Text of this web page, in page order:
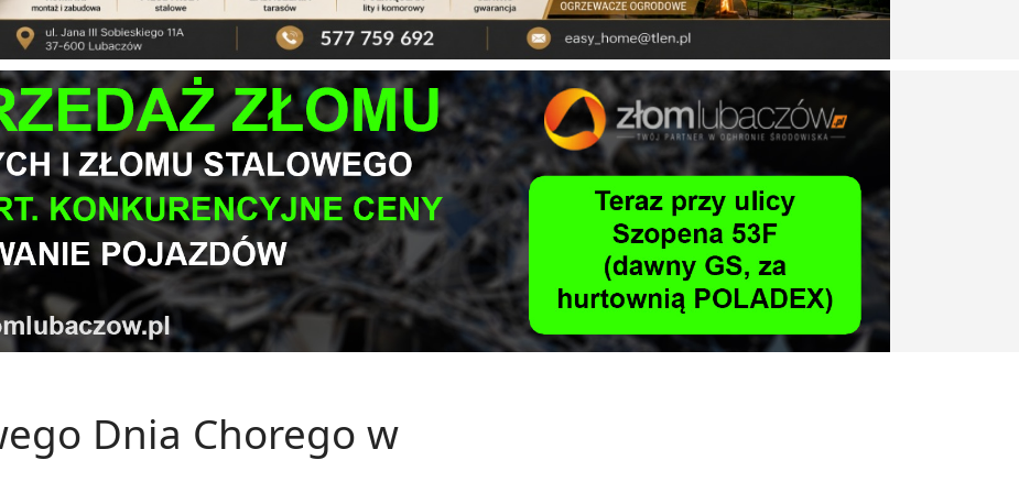
Dnia Chorego w